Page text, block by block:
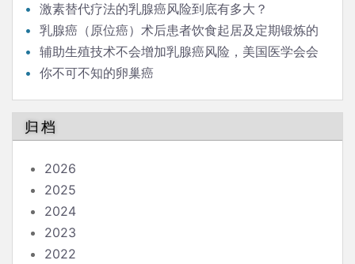
激素替代疗法的乳腺癌风险到底有多大？
乳腺癌（原位癌）术后患者饮食起居及定期锻炼的
强度、范围有什么需要注意的吗？
辅助生殖技术不会增加乳腺癌风险，美国医学会会
刊今天报道
你不可不知的卵巢癌
归档
2026
2025
2024
2023
2022